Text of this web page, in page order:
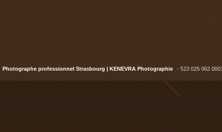
Photographe professionnel Strasbourg | KENEVRA Photographie - 523 025 062